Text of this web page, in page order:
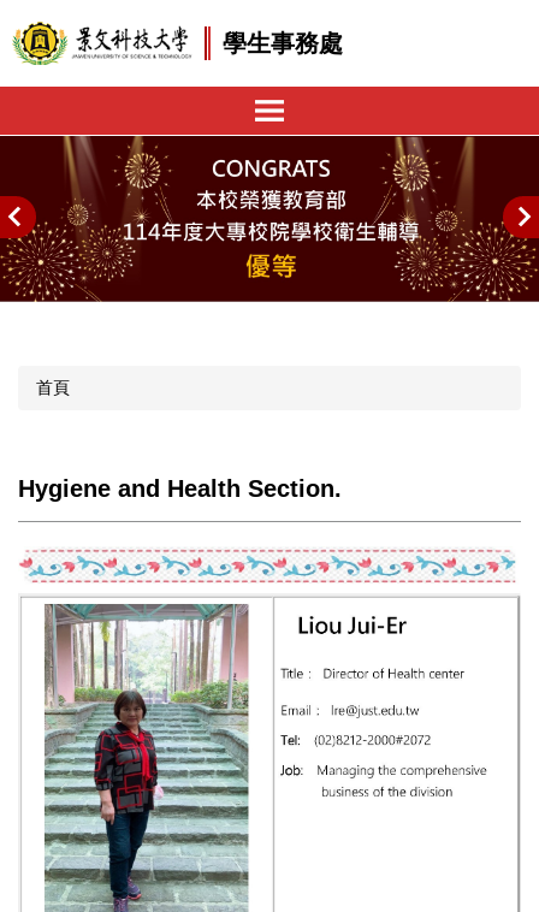
到
主
要
學生事務處
首頁
Hygiene and Health Section.